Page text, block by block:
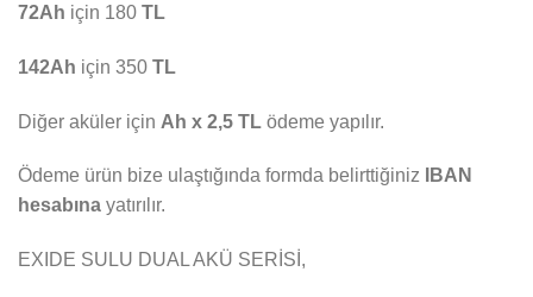
72Ah için 180 TL
142Ah için 350 TL
Diğer aküler için Ah x 2,5 TL ödeme yapılır.
Ödeme ürün bize ulaştığında formda belirttiğiniz
IBAN
hesabına yatırılır.
EXIDE SULU DUAL AKÜ SERİSİ,